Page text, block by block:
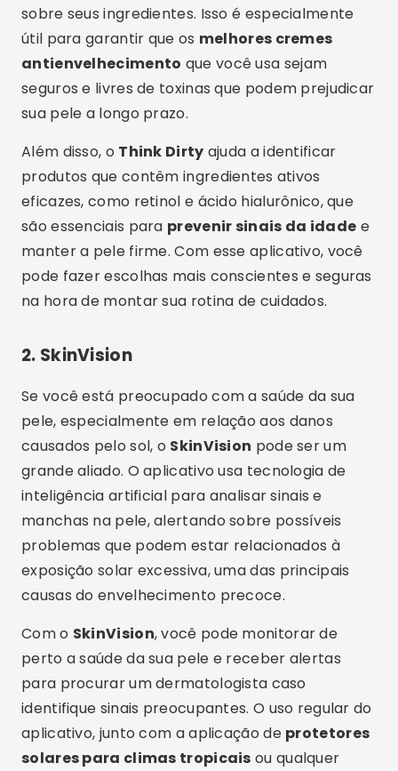
sobre seus ingredientes. Isso é especialmente
útil para garantir que os melhores cremes
antienvelhecimento que você usa sejam
seguros e livres de toxinas que podem prejudicar
sua pele a longo prazo.
Além disso, o Think Dirty ajuda a identificar
produtos que contêm ingredientes ativos
eficazes, como retinol e ácido hialurônico, que
são essenciais para prevenir sinais da idade e
manter a pele firme. Com esse aplicativo, você
pode fazer escolhas mais conscientes e seguras
na hora de montar sua rotina de cuidados.
2. SkinVision
Se você está preocupado com a saúde da sua
pele, especialmente em relação aos danos
causados pelo sol, o SkinVision pode ser um
grande aliado. O aplicativo usa tecnologia de
inteligência artificial para analisar sinais e
manchas na pele, alertando sobre possíveis
problemas que podem estar relacionados à
exposição solar excessiva, uma das principais
causas do envelhecimento precoce.
Com o SkinVision, você pode monitorar de
perto a saúde da sua pele e receber alertas
para procurar um dermatologista caso
identifique sinais preocupantes. O uso regular do
aplicativo, junto com a aplicação de protetores
solares para climas tropicais ou qualquer